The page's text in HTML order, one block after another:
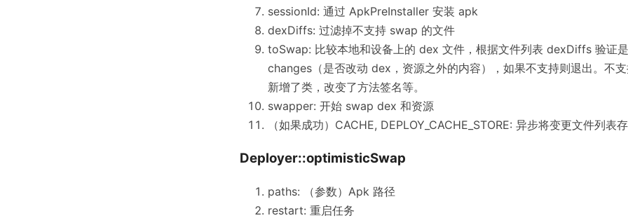
sessionId: 通过 ApkPreInstaller 安装 apk
dexDiffs: 过滤掉不支持 swap 的文件
toSwap: 比较本地和设备上的 dex 文件，根据文件列表 dexDiffs 验证
changes（是否改动 dex，资源之外的内容），如果不支持则退出。不
新增了类，改变了方法签名等。
swapper: 开始 swap dex 和资源
（如果成功）CACHE, DEPLOY_CACHE_STORE: 异步将变更文件列表
Deployer::optimisticSwap
paths: （参数）Apk 路径
restart: 重启任务